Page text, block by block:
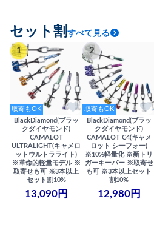
セット割 すべて見る
1
取寄もOK
BlackDiamond(ブラッ
クダイヤモンド)
CAMALOT
ULTRALIGHT(キャメロ
ットウルトラライト)
※革命的軽量モデル ※
取寄せも可 ※3本以上
セット割10%
13,090円
2
取寄もOK
BlackDiamond(ブラッ
クダイヤモンド)
CAMALOT C4(キャメ
ロット シーフォー)
※10%軽量化 ※新トリ
ガーキーパー ※取寄せ
も可 ※3本以上セット
割10%
12,980円